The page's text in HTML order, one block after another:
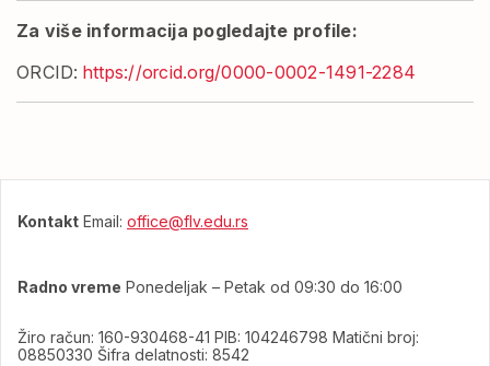
Za više informacija pogledajte profile:
ORCID: https://orcid.org/0000-0002-1491-2284
Kontakt Email: office@flv.edu.rs
Radno vreme Ponedeljak – Petak od 09:30 do 16:00
Žiro račun: 160-930468-41 PIB: 104246798 Matični broj:
08850330 Šifra delatnosti: 8542